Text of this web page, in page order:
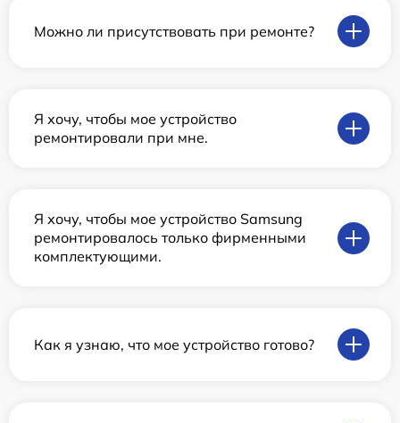
Можно ли присутствовать при ремонте?
Я хочу, чтобы мое устройство
ремонтировали при мне.
Я хочу, чтобы мое устройство Samsung
ремонтировалось только фирменными
комплектующими.
Как я узнаю, что мое устройство готово?